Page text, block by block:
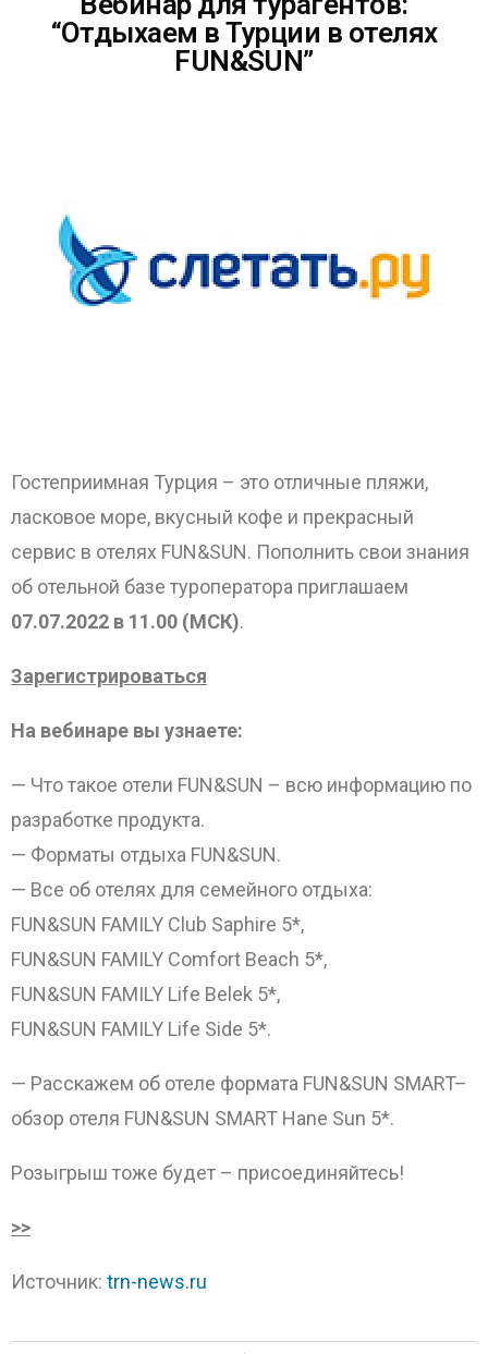
“Отдыхаем в Турции в отелях
FUN&SUN”
Гостеприимная Турция – это отличные пляжи,
ласковое море, вкусный кофе и прекрасный
сервис в отелях FUN&SUN. Пополнить свои знания
об отельной базе туроператора приглашаем
07.07.2022 в 11.00 (МСК).
Зарегистрироваться
На вебинаре вы узнаете:
— Что такое отели FUN&SUN – всю информацию по
разработке продукта.
— Форматы отдыха FUN&SUN.
— Все об отелях для семейного отдыха:
FUN&SUN FAMILY Club Saphire 5*,
FUN&SUN FAMILY Comfort Beach 5*,
FUN&SUN FAMILY Life Belek 5*,
FUN&SUN FAMILY Life Side 5*.
— Расскажем об отеле формата FUN&SUN SMART–
обзор отеля FUN&SUN SMART Hane Sun 5*.
Розыгрыш тоже будет – присоединяйтесь!
>>
Источник: trn-news.ru
ОТПРАВИТЬ